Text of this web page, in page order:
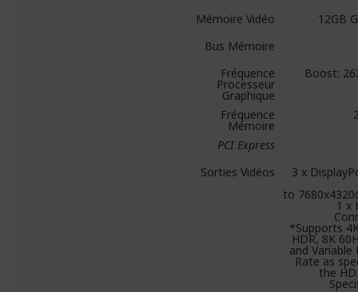
Mémoire Vidéo
12GB
Bus Mémoire
Fréquence
Processeur
Graphique
Boost:
Fréquence
Mémoire
PCI Express
Sorties Vidéos
3 x
to
1 x
*Supports
HDR, 8K
and Variable
Rate as
the